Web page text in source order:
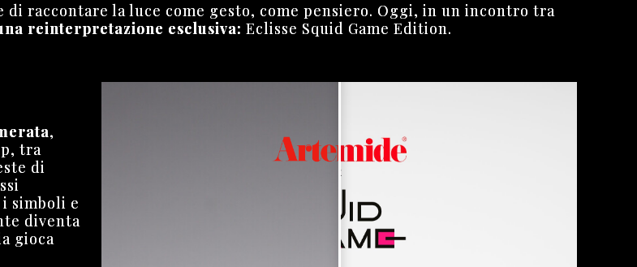
di raccontare la luce come gesto, come pensiero. Oggi, in un incontro tra
reinterpretazione esclusiva: Eclisse Squid Game Edition.
,
tra
di
simboli e
diventa
gioca